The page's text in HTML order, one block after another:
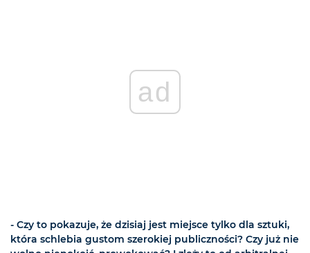
ad
- Czy to pokazuje, że dzisiaj jest miejsce tylko dla sztuki,
która schlebia gustom szerokiej publiczności? Czy już nie